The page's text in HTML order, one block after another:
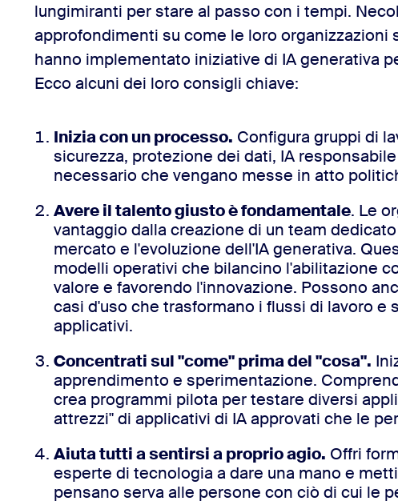
lungimiranti per stare al passo con i tempi.
approfondimenti su come le loro organizzazioni
hanno implementato iniziative di IA generativa
Ecco alcuni dei loro consigli chiave:
Inizia con un processo. Configura gruppi di
sicurezza, protezione dei dati, IA
necessario che vengano messe in atto
Avere il talento giusto è fondamentale. Le
vantaggio dalla creazione di un team
mercato e l'evoluzione dell'IA generativa.
modelli operativi che bilancino l'abilitazione
valore e favorendo l'innovazione. Possono
casi d'uso che trasformano i flussi di lavoro e
applicativi.
Concentrati sul "come" prima del "cosa".
apprendimento e sperimentazione.
crea programmi pilota per testare diversi
attrezzi" di applicativi di IA approvati che le
Aiuta tutti a sentirsi a proprio agio. Offri
esperte di tecnologia a dare una mano e
pensano serva alle persone con ciò di cui le